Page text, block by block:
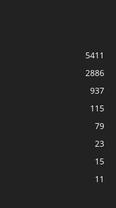
5411
2886
937
115
79
23
15
11